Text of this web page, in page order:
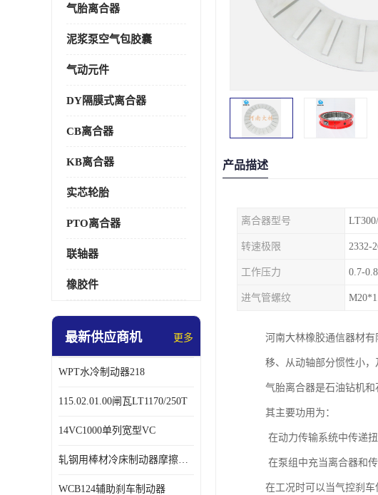
气胎离合器
泥浆泵空气包胶囊
气动元件
DY隔膜式离合器
CB离合器
KB离合器
实芯轮胎
PTO离合器
联轴器
橡胶件
最新供应商机 更多
WPT水冷制动器218
115.02.01.00闸瓦LT1170/250T
14VC1000单列宽型VC
轧钢用棒材冷床制动器摩擦片218
WCB124辅助刹车制动器
产品描述
离合器型号
转速极限 2332-
工作压力 0.7-
进气管螺纹
河南大林橡胶通信器材
移、从动轴部分惯性小，
气胎离合器是石油钻机
其主要功用为：
在动力传输系统中传递扭
在泵组中充当离合器和传
在工况时可以当气控刹车